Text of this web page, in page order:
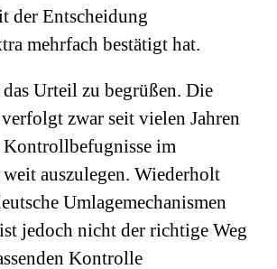
der Entscheidung
mehrfach bestätigt hat.
Urteil zu begrüßen. Die
zwar seit vielen Jahren
Kontrollbefugnisse im
auszulegen. Wiederholt
Umlagemechanismen
jedoch nicht der richtige Weg
Kontrolle